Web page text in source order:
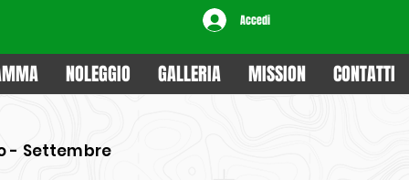
Accedi
NOLEGGIO GALLERIA MISSION CONTATTI
- Settembre